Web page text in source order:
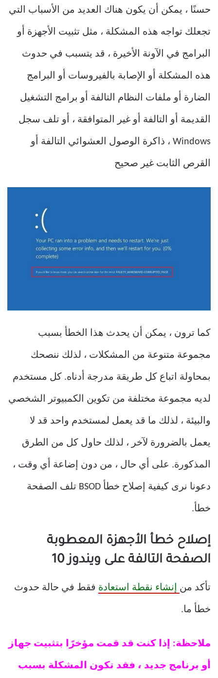
حسنًا ، يمكن أن يكون هناك العديد من الأسباب التي
تجعلك تواجه هذه المشكلة ، مثل تثبيت الأجهزة أو
البرامج في الآونة الأخيرة ، قد يتسبب في حدوث
هذه المشكلة أو الإصابة بالفيروسات أو البرامج
الضارة أو ملفات النظام التالفة أو برامج التشغيل
القديمة أو التالفة أو غير المتوافقة ، أو تلف سجل
Windows ، ذاكرة الوصول العشوائي التالفة أو
القرص الثابت غير صحيح
كما ترون ، يمكن أن يحدث هذا الخطأ بسبب
مجموعة متنوعة من المشكلات ، لذلك ننصحك
بمحاولة اتباع كل طريقة مدرجة أدناه. كل مستخدم
لديه مجموعة مختلفة من تكوين الكمبيوتر الشخصي
والبيئة ، لذلك ما قد يعمل لمستخدم واحد قد لا
يعمل بالضرورة لآخر ، لذلك حاول كل من الطرق
المذكورة. على أي حال ، من دون إضاعة أي وقت ،
دعونا نرى كيفية إصلاح خطأ BSOD تلف الصفحة
خطأ.
إصلاح خطأ الأجهزة المعطوبة
الصفحة التالفة على ويندوز 10
تأكد من إنشاء نقطة استعادة فقط في حالة حدوث
خطأ ما.
ملاحظة: إذا كنت قد قمت مؤخرًا بتثبيت جهاز
أو برنامج جديد ، فقد تكون المشكلة بسبب